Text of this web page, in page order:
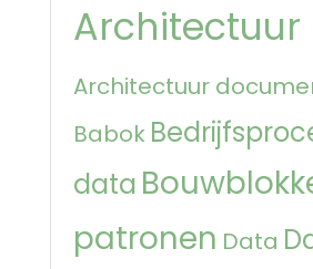
Architectuur
Architectuur
Babok
data
patronen Data